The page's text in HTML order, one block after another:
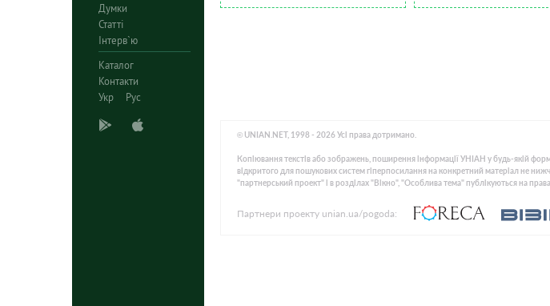
Думки
Статті
Інтерв`ю
Каталог
Контакти
Укр
Рус
© UNIAN.NET, 1998 - 2026 Усі права дотримано.
Копіювання текстів або зображень, поширення інформації УНІАН у будь-якій
відкритого для пошукових систем гіперпосилання на конкретний матеріал не
"партнерський проект" і в розділах "Вікно", "Особлива тема" публікуються на
Партнери проекту unian.ua/pogoda: